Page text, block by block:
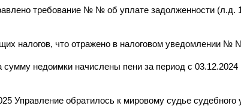
требование № № об уплате задолженности (л.д.
налогов, что отражено в налоговом уведомлении №
недоимки начислены пени за период с
Управление обратилось к мировому судье судебного